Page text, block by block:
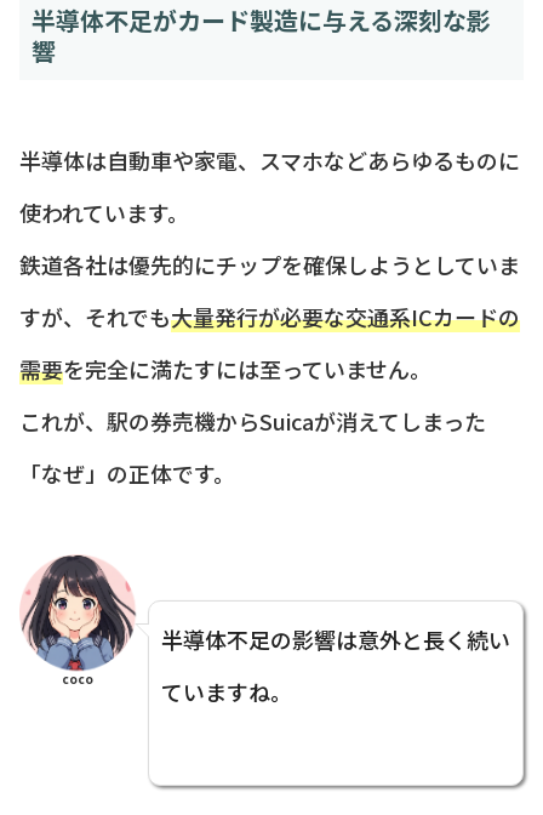
半導体不足がカード製造に与える深刻な影
響
半導体は自動車や家電、スマホなどあらゆるものに
使われています。
鉄道各社は優先的にチップを確保しようとしていま
すが、それでも大量発行が必要な交通系ICカードの
需要を完全に満たすには至っていません。
これが、駅の券売機からSuicaが消えてしまった
「なぜ」の正体です。
coco
半導体不足の影響は意外と長く続い
ていますね。